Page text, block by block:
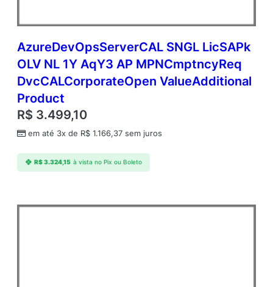
AzureDevOpsServerCAL SNGL LicSAPk
OLV NL 1Y AqY3 AP MPNCmptncyReq
DvcCALCorporateOpen ValueAdditional
Product
R$ 3.499,10
em até 3x de R$ 1.166,37 sem juros
R$3.324,15 à vista no Pix ou Boleto